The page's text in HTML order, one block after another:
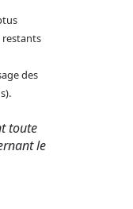
restants
des
toute
le